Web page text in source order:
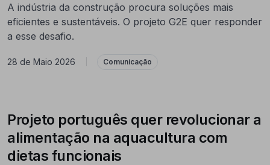
A indústria da construção procura soluções mais
eficientes e sustentáveis. O projeto G2E quer responder
a esse desafio.
28 de Maio 2026 Comunicação
Projeto português quer revolucionar a
alimentação na aquacultura com
dietas funcionais